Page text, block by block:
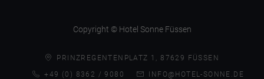
Copyright © Hotel Sonne Füssen
PRINZREGENTENPLATZ 1, 87629 FÜSSEN
+49 (0) 8362 / 9080
INFO@HOTEL-SONNE.DE